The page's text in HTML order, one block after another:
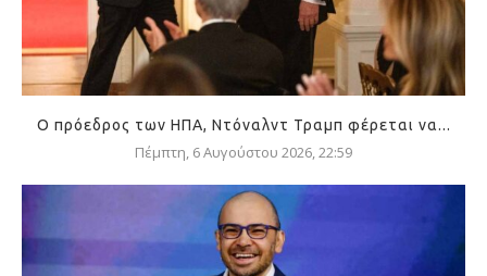
Ο πρόεδρος των ΗΠΑ, Ντόναλντ Τραμπ φέρεται να...
Πέμπτη, 6 Αυγούστου 2026, 22:59